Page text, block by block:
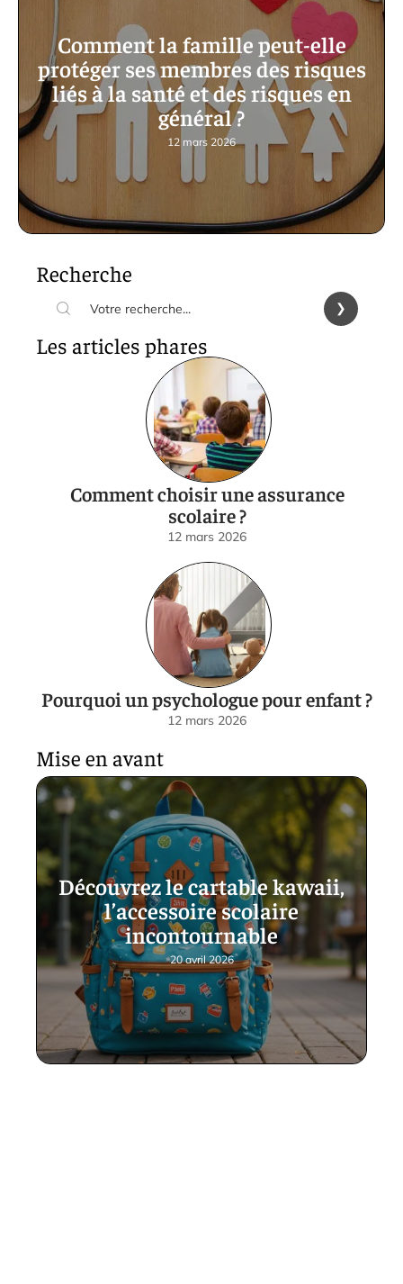
Comment la famille peut-elle
protéger ses membres des risques
liés à la santé et des risques en
général ?
12 mars 2026
Recherche
Les articles phares
Comment choisir une assurance
scolaire ?
12 mars 2026
Pourquoi un psychologue pour enfant ?
12 mars 2026
Mise en avant
Découvrez le cartable kawaii,
l’accessoire scolaire
incontournable
20 avril 2026